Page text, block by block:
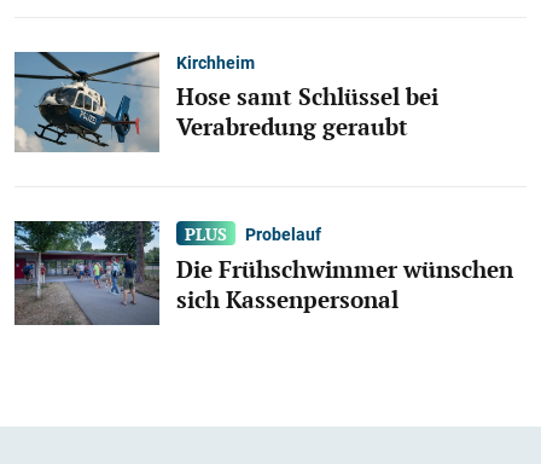
Kirchheim
Hose samt Schlüssel bei
Verabredung geraubt
Probelauf
Die Frühschwimmer wünschen
sich Kassenpersonal